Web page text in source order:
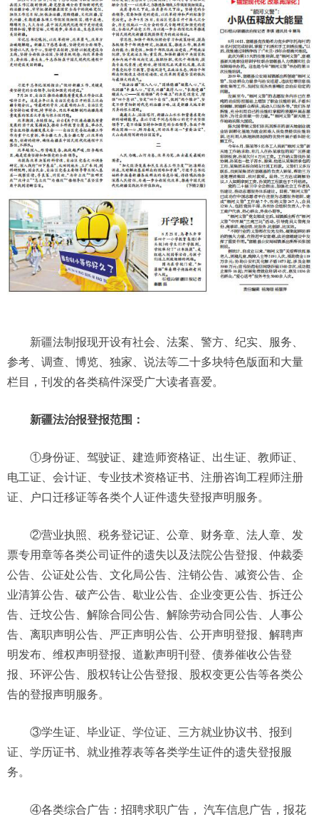
新疆法制报现开设有社会、法案、警方、纪实、服务、
参考、调查、博览、独家、说法等二十多块特色版面和大量
栏目，刊发的各类稿件深受广大读者喜爱。
新疆法治报登报范围：
①身份证、驾驶证、建造师资格证、出生证、教师证、
电工证、会计证、专业技术资格证书、注册咨询工程师注册
证、户口迁移证等各类个人证件遗失登报声明服务。
②营业执照、税务登记证、公章、财务章、法人章、发
票专用章等各类公司证件的遗失以及法院公告登报、仲裁委
公告、公证处公告、文化局公告、注销公告、减资公告、企
业清算公告、破产公告、歇业公告、企业变更公告、拆迁公
告、迁坟公告、解除合同公告、解除劳动合同公告、人事公
告、离职声明公告、严正声明公告、公开声明登报、解聘声
明发布、维权声明登报、道歉声明刊登、债券催收公告登
报、环评公告、股权转让公告登报、股权变更公告等各类公
告的登报声明服务。
③学生证、毕业证、学位证、三方就业协议书、报到
证、学历证书、就业推荐表等各类学生证件的遗失登报服
务。
④各类综合广告：招聘求职广告， 汽车信息广告，报花